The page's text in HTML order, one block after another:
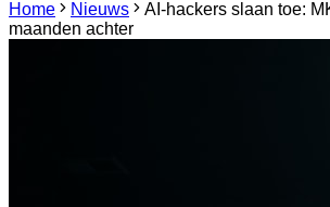
Home
Nieuws
AI-hackers slaan toe:
maanden achter